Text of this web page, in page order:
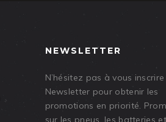
NEWSLETTER
N’hésitez pas à vous
Newsletter pour obtenir les
promotions en priorité.
sur les pneus, les batteries et